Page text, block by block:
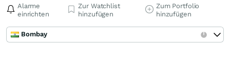
Alarme
einrichten
Zur Watchlist
hinzufügen
Zum Portfolio
hinzufügen
Bombay